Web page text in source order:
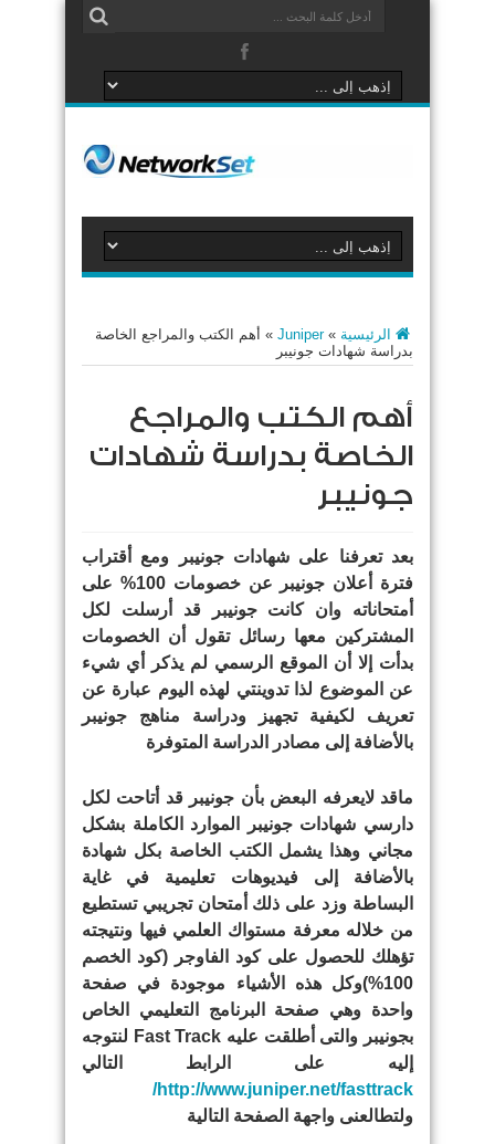
الرئيسية »
Juniper
» أهم الكتب والمراجع الخاصة
بدراسة شهادات جونيبر
أهم الكتب والمراجع
الخاصة بدراسة شهادات
جونيبر
بعد تعرفنا على شهادات جونيبر ومع أقتراب
فترة أعلان جونيبر عن خصومات 100% على
أمتحاناته وان كانت جونيبر قد أرسلت لكل
المشتركين معها رسائل تقول أن الخصومات
بدأت إلا أن الموقع الرسمي لم يذكر أي شيء
عن الموضوع لذا تدوينتي لهذه اليوم عبارة عن
تعريف لكيفية تجهيز ودراسة مناهج جونيبر
بالأضافة إلى مصادر الدراسة المتوفرة
ماقد لايعرفه البعض بأن جونيبر قد أتاحت لكل
دارسي شهادات جونيبر الموارد الكاملة بشكل
مجاني وهذا يشمل الكتب الخاصة بكل شهادة
بالأضافة إلى فيديوهات تعليمية في غاية
البساطة وزد على ذلك أمتحان تجريبي تستطيع
من خلاله معرفة مستواك العلمي فيها ونتيجته
تؤهلك للحصول على كود الفاوجر (كود الخصم
100%)وكل هذه الأشياء موجودة في صفحة
واحدة وهي صفحة البرنامج التعليمي الخاص
بجونيبر والتى أطلقت عليه Fast Track لنتوجه
إليه على الرابط التالي
http://www.juniper.net/fasttrack/
ولتطالعنى واجهة الصفحة التالية